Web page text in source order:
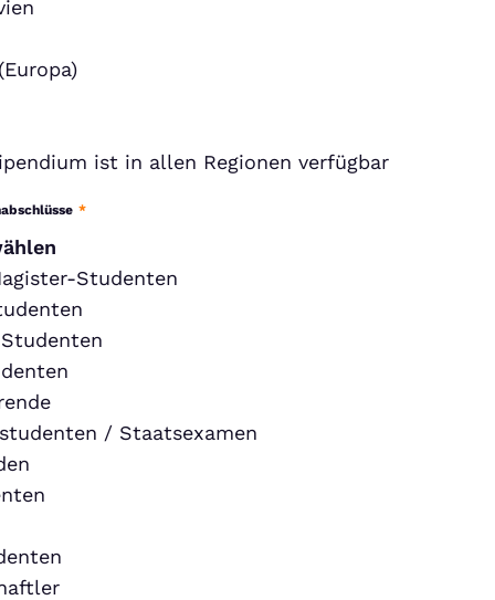
ist in allen Regionen verfügbar
*
Studenten
/ Staatsexamen